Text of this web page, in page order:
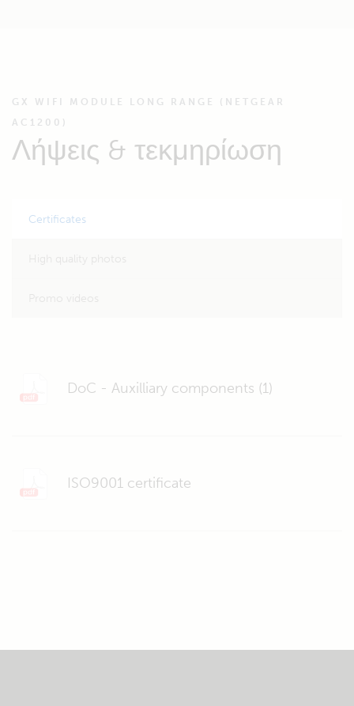
GX WIFI MODULE LONG RANGE (NETGEAR
AC1200)
Λήψεις & τεκμηρίωση
Certificates
DoC - Auxilliary components (1)
ISO9001 certificate